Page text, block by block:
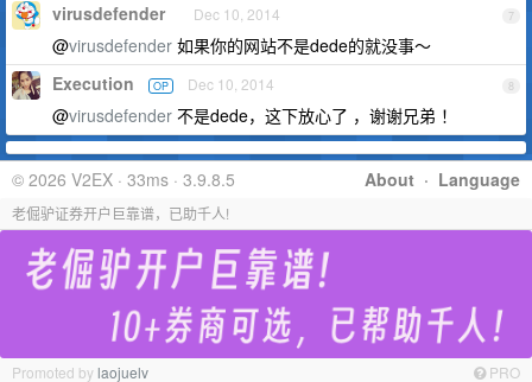
7
virusdefender Dec 10, 2014
@virusdefender 如果你的网站不是dede的就没事～
8
Execution OP Dec 10, 2014
@virusdefender 不是dede，这下放心了 ，谢谢兄弟 ！
About · Language
© 2026 V2EX · 33ms · 3.9.8.5
老倔驴证券开户巨靠谱，已助千人!
Promoted bylaojuelv PRO